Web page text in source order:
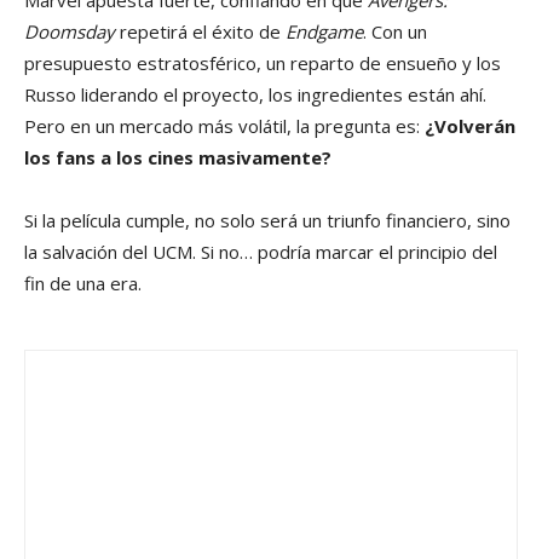
Doomsdayrepetirá el éxito de Endgame. Con un
presupuesto estratosférico, un reparto de ensueño y los
Russo liderando el proyecto, los ingredientes están ahí.
Pero en un mercado más volátil, la pregunta es: ¿Volverán
los fans a los cines masivamente?
Si la película cumple, no solo será un triunfo financiero, sino
la salvación del UCM. Si no… podría marcar el principio del
fin de una era.